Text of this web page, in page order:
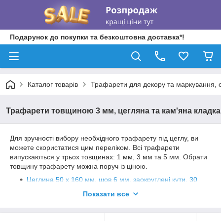
Подарунок до покупки та безкоштовна доставка*!
Каталог товарів Трафарети для декору та маркування,
Трафарети товщиною 3 мм, цегляна та кам'яна кладка
Для зручності вибору необхідного трафарету під цеглу, ви
можете скористатися цим переліком. Всі трафарети
випускаються у трьох товщинах: 1 мм, 3 мм та 5 мм. Обрати
товщину трафарету можна поруч із ціною.
Цеглина 50 х 160 мм, шов 6 мм, заокруглені кути, 30
цеглин у трафареті (BS97)
Показати все